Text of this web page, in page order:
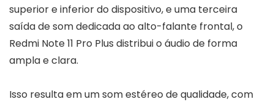
superior e inferior do dispositivo, e uma terceira
saída de som dedicada ao alto-falante frontal, o
Redmi Note 11 Pro Plus distribui o áudio de forma
ampla e clara.
Isso resulta em um som estéreo de qualidade, com